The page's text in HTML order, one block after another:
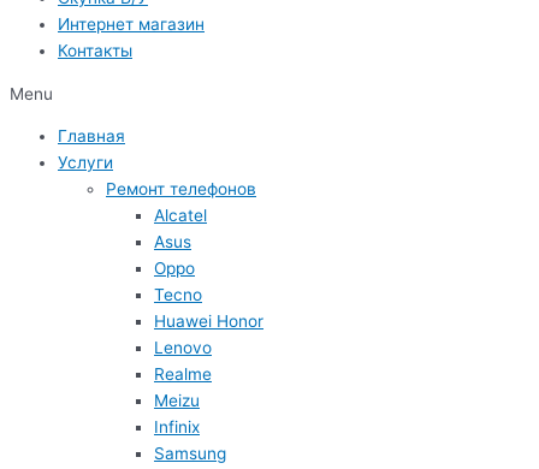
Интернет магазин
Контакты
Menu
Главная
Услуги
Ремонт телефонов
Alcatel
Asus
Oppo
Tecno
Huawei Honor
Lenovo
Realme
Meizu
Infinix
Samsung